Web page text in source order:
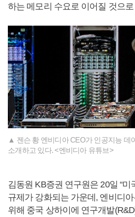
하는 메모리 수요로 이어질 것으
▲ 젠슨 황 엔비디아 CEO가 인공지능 데
소개하고 있다. <엔비디아 유튜브>
김동원 KB증권 연구원은 20일 “미
규제가 강화되는 가운데, 엔비디
위해 중국 상하이에 연구개발